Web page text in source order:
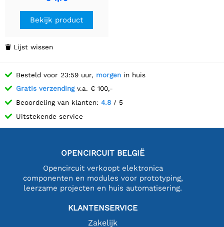
Bekijk product
 Lijst wissen
Besteld voor 23:59 uur, morgen in huis
Gratis verzendingv.a. € 100,-
Beoordeling van klanten: 4.8 / 5
Uitstekende service
OPENCIRCUIT BELGIË
Opencircuit verkoopt elektronica
componenten en modules voor prototyping,
leerzame projecten en huis automatisering.
KLANTENSERVICE
Zakelijk